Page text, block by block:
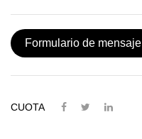
Formulario de mensaje
CUOTA